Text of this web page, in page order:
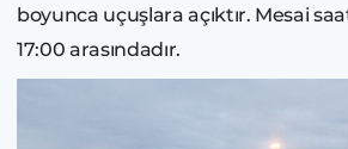
boyunca uçuşlara açıktır. Mesai
17:00 arasındadır.